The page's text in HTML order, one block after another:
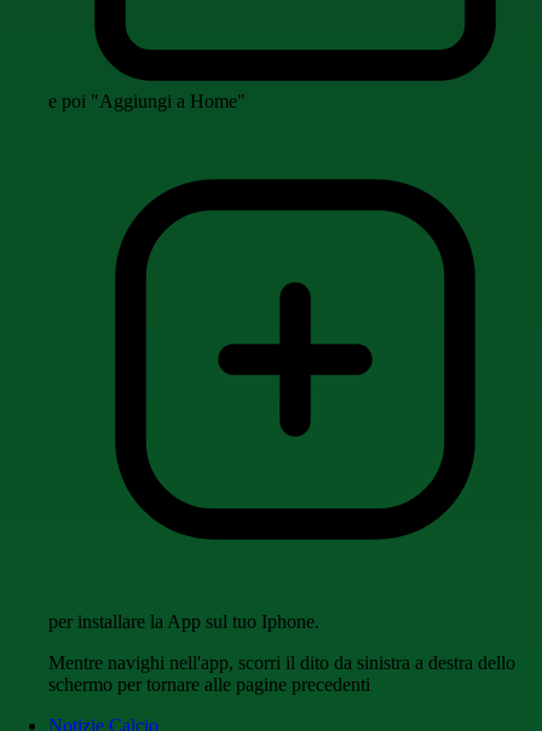
e poi "Aggiungi a Home"
per installare la App sul tuo Iphone.
Mentre navighi nell'app, scorri il dito da sinistra a destra dello
schermo per tornare alle pagine precedenti
Notizie Calcio